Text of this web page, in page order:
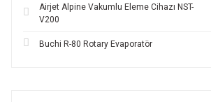
Airjet Alpine Vakumlu Eleme Cihazı NST-
V200
Buchi R-80 Rotary Evaporatör